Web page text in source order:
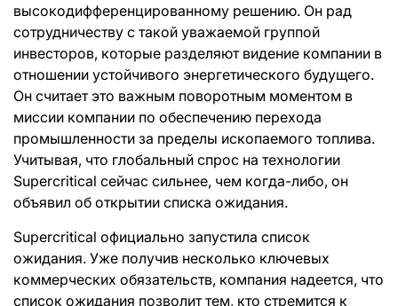
высокодифференцированному решению. Он рад
сотрудничеству с такой уважаемой группой
инвесторов, которые разделяют видение компании в
отношении устойчивого энергетического будущего.
Он считает это важным поворотным моментом в
миссии компании по обеспечению перехода
промышленности за пределы ископаемого топлива.
Учитывая, что глобальный спрос на технологии
Supercritical сейчас сильнее, чем когда-либо, он
объявил об открытии списка ожидания.
Supercritical официально запустила список
ожидания. Уже получив несколько ключевых
коммерческих обязательств, компания надеется, что
список ожидания позволит тем, кто стремится к